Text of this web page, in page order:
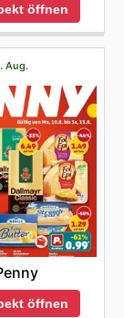
öffnen
Aug.
öffnen